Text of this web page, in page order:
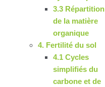
3.3 Répartition
de la matière
organique
4. Fertilité du sol
4.1 Cycles
simplifiés du
carbone et de